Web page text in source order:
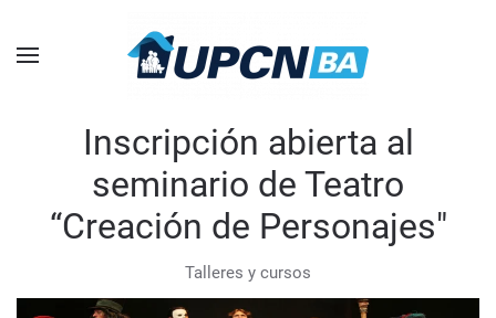
Skip to main content
Inscripción abierta al
seminario de Teatro
“Creación de Personajes"
Talleres y cursos